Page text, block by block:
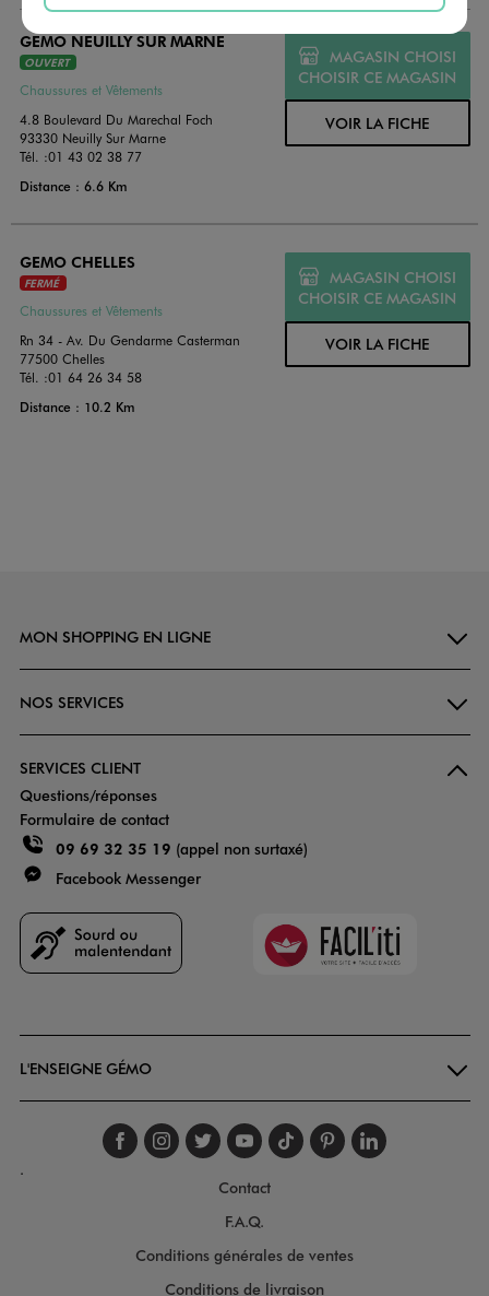
GEMO NEUILLY SUR MARNE
OUVERT
Chaussures et Vêtements
4.8 Boulevard Du Marechal Foch
93330 Neuilly Sur Marne
Tél. :01 43 02 38 77
Distance : 6.6 Km
MAGASIN CHOISI
CHOISIR CE MAGASIN
VOIR LA FICHE
GEMO CHELLES
FERMÉ
Chaussures et Vêtements
Rn 34 - Av. Du Gendarme Casterman
77500 Chelles
Tél. :01 64 26 34 58
Distance : 10.2 Km
MAGASIN CHOISI
CHOISIR CE MAGASIN
VOIR LA FICHE
MON SHOPPING EN LIGNE
NOS SERVICES
SERVICES CLIENT
Questions/réponses
Formulaire de contact
09 69 32 35 19 (appel non surtaxé)
Facebook Messenger
Faciliti
L'ENSEIGNE GÉMO
Suivez-nous sur
Suivez-nous sur
Suivez-nous sur
Suivez-nous
Suivez-nous
Suivez-
.
Contact
F.A.Q.
Conditions générales de ventes
Conditions de livraison